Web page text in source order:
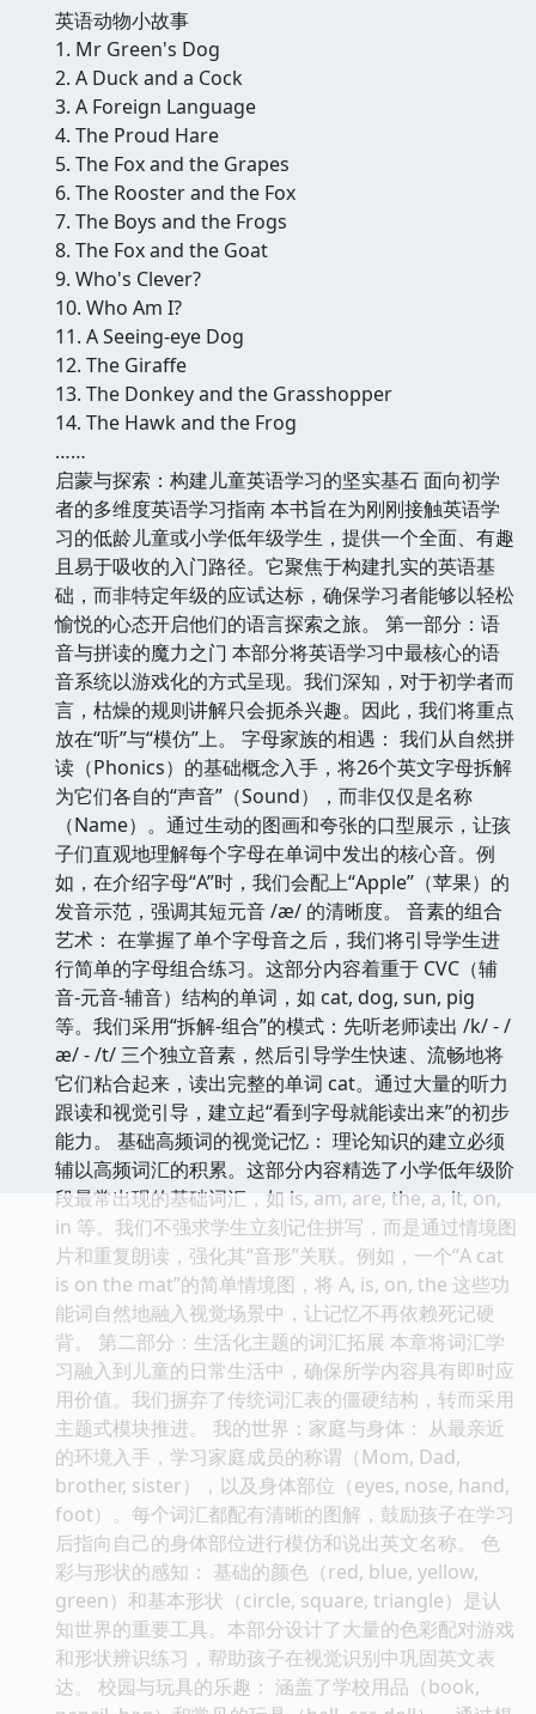
英语动物小故事
1. Mr Green's Dog
2. A Duck and a Cock
3. A Foreign Language
4. The Proud Hare
5. The Fox and the Grapes
6. The Rooster and the Fox
7. The Boys and the Frogs
8. The Fox and the Goat
9. Who's Clever?
10. Who Am I?
11. A Seeing-eye Dog
12. The Giraffe
13. The Donkey and the Grasshopper
14. The Hawk and the Frog
……
启蒙与探索：构建儿童英语学习的坚实基石 面向初学
者的多维度英语学习指南 本书旨在为刚刚接触英语学
习的低龄儿童或小学低年级学生，提供一个全面、有趣
且易于吸收的入门路径。它聚焦于构建扎实的英语基
础，而非特定年级的应试达标，确保学习者能够以轻松
愉悦的心态开启他们的语言探索之旅。 第一部分：语
音与拼读的魔力之门 本部分将英语学习中最核心的语
音系统以游戏化的方式呈现。我们深知，对于初学者而
言，枯燥的规则讲解只会扼杀兴趣。因此，我们将重点
放在“听”与“模仿”上。 字母家族的相遇： 我们从自然拼
读（Phonics）的基础概念入手，将26个英文字母拆解
为它们各自的“声音”（Sound），而非仅仅是名称
（Name）。通过生动的图画和夸张的口型展示，让孩
子们直观地理解每个字母在单词中发出的核心音。例
如，在介绍字母“A”时，我们会配上“Apple”（苹果）的
发音示范，强调其短元音 /æ/ 的清晰度。 音素的组合
艺术： 在掌握了单个字母音之后，我们将引导学生进
行简单的字母组合练习。这部分内容着重于 CVC（辅
音-元音-辅音）结构的单词，如 cat, dog, sun, pig
等。我们采用“拆解-组合”的模式：先听老师读出 /k/ - /
æ/ - /t/ 三个独立音素，然后引导学生快速、流畅地将
它们粘合起来，读出完整的单词 cat。通过大量的听力
跟读和视觉引导，建立起“看到字母就能读出来”的初步
能力。 基础高频词的视觉记忆： 理论知识的建立必须
辅以高频词汇的积累。这部分内容精选了小学低年级阶
段最常出现的基础词汇，如 is, am, are, the, a, it, on,
in 等。我们不强求学生立刻记住拼写，而是通过情境图
片和重复朗读，强化其“音形”关联。例如，一个“A cat
is on the mat”的简单情境图，将 A, is, on, the 这些功
能词自然地融入视觉场景中，让记忆不再依赖死记硬
背。 第二部分：生活化主题的词汇拓展 本章将词汇学
习融入到儿童的日常生活中，确保所学内容具有即时应
用价值。我们摒弃了传统词汇表的僵硬结构，转而采用
主题式模块推进。 我的世界：家庭与身体： 从最亲近
的环境入手，学习家庭成员的称谓（Mom, Dad,
brother, sister），以及身体部位（eyes, nose, hand,
foot）。每个词汇都配有清晰的图解，鼓励孩子在学习
后指向自己的身体部位进行模仿和说出英文名称。 色
彩与形状的感知： 基础的颜色（red, blue, yellow,
green）和基本形状（circle, square, triangle）是认
知世界的重要工具。本部分设计了大量的色彩配对游戏
和形状辨识练习，帮助孩子在视觉识别中巩固英文表
达。 校园与玩具的乐趣： 涵盖了学校用品（book,